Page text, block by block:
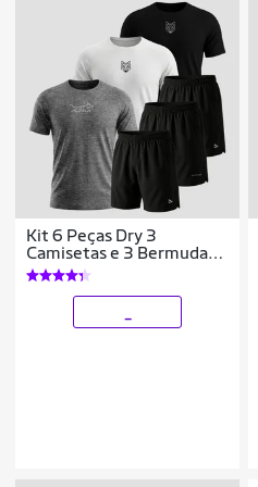
Kit 6 Peças Dry 3
Camisetas e 3 Bermudas
Alpha